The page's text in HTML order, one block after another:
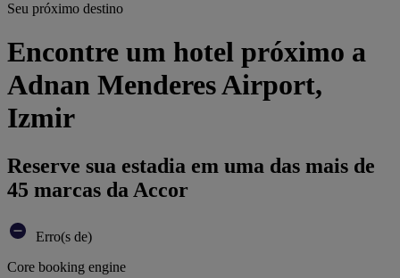
Seu próximo destino
Encontre um hotel próximo a
Adnan Menderes Airport,
Izmir
Reserve sua estadia em uma das mais de
45 marcas da Accor
Erro(s de)
Core booking engine